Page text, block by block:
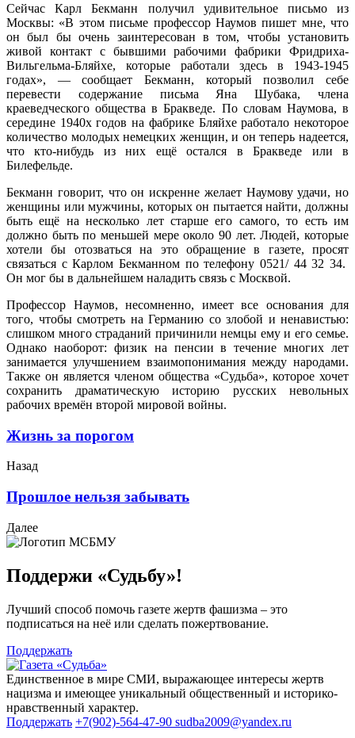
Сейчас Карл Бекманн получил удивительное письмо из
Москвы: «В этом письме профессор Наумов пишет мне, что
он был бы очень заинтересован в том, чтобы установить
живой контакт с бывшими рабочими фабрики Фридриха-
Вильгельма-Бляйхе, которые работали здесь в 1943-1945
годах», — сообщает Бекманн, который позволил себе
перевести содержание письма Яна Шубака, члена
краеведческого общества в Бракведе. По словам Наумова, в
середине 1940х годов на фабрике Бляйхе работало некоторое
количество молодых немецких женщин, и он теперь надеется,
что кто-нибудь из них ещё остался в Бракведе или в
Билефельде.
Бекманн говорит, что он искренне желает Наумову удачи, но
женщины или мужчины, которых он пытается найти, должны
быть ещё на несколько лет старше его самого, то есть им
должно быть по меньшей мере около 90 лет. Людей, которые
хотели бы отозваться на это обращение в газете, просят
связаться с Карлом Бекманном по телефону 0521/ 44 32 34.
Он мог бы в дальнейшем наладить связь с Москвой.
Профессор Наумов, несомненно, имеет все основания для
того, чтобы смотреть на Германию со злобой и ненавистью:
слишком много страданий причинили немцы ему и его семье.
Однако наоборот: физик на пенсии в течение многих лет
занимается улучшением взаимопонимания между народами.
Также он является членом общества «Судьба», которое хочет
сохранить драматическую историю русских невольных
рабочих времён второй мировой войны.
Жизнь за порогом
Назад
Прошлое нельзя забывать
Далее
Поддержи «Судьбу»!
Лучший способ помочь газете жертв фашизма – это
подписаться на неё или сделать пожертвование.
Поддержать
Единственное в мире СМИ, выражающее интересы жертв
нацизма и имеющее уникальный общественный и историко-
нравственный характер.
Поддержать +7(902)-564-47-90 sudba2009@yandex.ru